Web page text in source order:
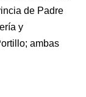
de Padre
y
ambas